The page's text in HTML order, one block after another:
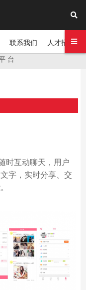
联系我们 人才招聘
台
时互动聊天，用户
字，实时分享、交